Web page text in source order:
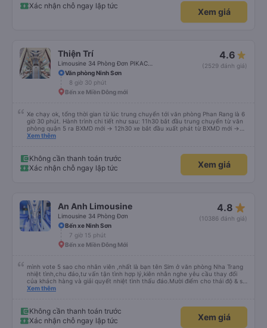
quy định rõ ràng về việc giữ im lặng (tắt âm thanh điện thoại) vào ban đêm
để tránh làm phiền hành khách khác ngủ. Ngoài ra, nhà xe nên dán sẵn mật
khẩu Wi-Fi trong xe để hành khách dễ dàng sử dụng. Tôi vẫn sẽ tiếp tục ủng
Xác nhận chỗ ngay lập tức
Xem giá
Thiện Trí 4.6
(2529 đánh giá)
Văn phòng Ninh Sơn
8 giờ 30 phút
Bến xe Miền Đông mới
Xe chạy ok, tổng thời gian từ lúc trung chuyển tới văn phòng Phan Rang là 6
giờ 30 phút. Hành trình chi tiết như sau: 11h30 bắt đầu trung chuyển từ văn
phòng quận 5 ra BXMD mới -> 12h30 xe bắt đầu xuất phát từ BXMD mới ->
chạy QL 1A tầm 14h tới Xuân Lộc dừng chân -> sau đó chạy đoạn cao tốc
Xem thêm
Không cần thanh toán trước
Xác nhận chỗ ngay lập tức
Xem giá
An Anh Limousine
Limousine 34 Phòng Đơn
4.8 star_rate
(10386 đánh giá)
Bến xe Ninh Sơn
7 giờ 15 phút
Bến xe Miền Đông Mới
mình vote 5 sao cho nhân viên ,nhất là bạn tên Sim ở văn phòng Nha Trang
nhiệt tình,chu đáo,tư vấn tận tình hợp lý,kiên nhẫn nghe yêu cầu thay đổi
của khách hàng và giải quyết nhiệt tình thấu đáo.Mười điểm cho thái độ & sự
chuyên nghiệp của bạn Sim. Mình ấn tượng với bạn Sim và có hỏi thăm tài xế
chuyện nhẹ nhàng và rất ok,Về thái độ nhân viên &tài xế thì mình chắc chắn
ăn đứt các hãng xe dịch vụ hiện nay. Chất lượng dịch vụ trong xe cũng có
nhỉnh hơn các hãng khác về thái độ bác tài & xe tương đối ok so với hãng
Xem thêm
Không cần thanh toán trước
Xác nhận chỗ ngay lập tức
Xem giá